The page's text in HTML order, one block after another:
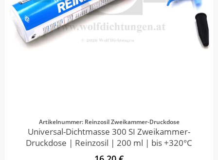
Artikelnummer: Reinzosil Zweikammer-Druckdose
Universal-Dichtmasse 300 SI Zweikammer-
Druckdose | Reinzosil | 200 ml | bis +320°C